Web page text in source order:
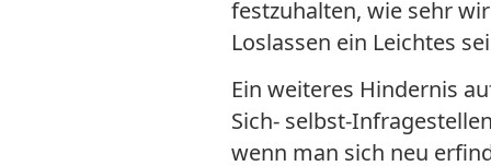
festzuhalten, wie sehr
Loslassen ein Leichtes
Ein weiteres Hindernis
Sich- selbst-
wenn man sich neu